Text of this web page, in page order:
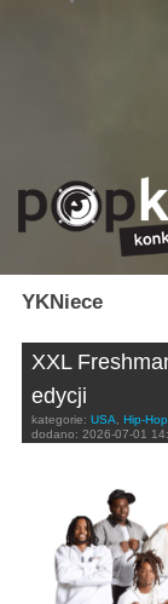
YKNiece
XXL
edycji
kategorie: USA, Hip-
dodano: 2026-07-01